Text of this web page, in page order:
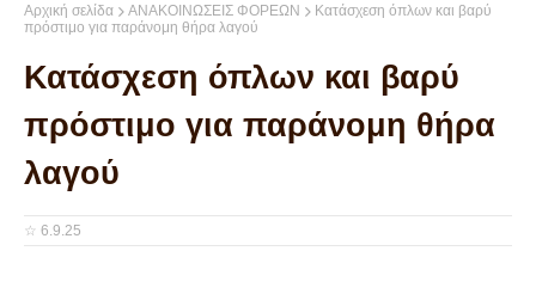
Αρχική σελίδα ΑΝΑΚΟΙΝΩΣΕΙΣ ΦΟΡΕΩΝ
Κατάσχεση όπλων και βαρύ
πρόστιμο για παράνομη θήρα λαγού
Κατάσχεση όπλων και βαρύ
πρόστιμο για παράνομη θήρα
λαγού
☆ 6.9.25